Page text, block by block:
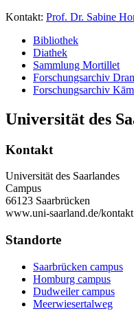
Kontakt: Prof. Dr. Sabine
Bibliothek
Diathek
Sammlung Mortillet
Forschungsarchiv
Forschungsarchiv
Universität des
Kontakt
Universität des Saarlandes
Campus
66123 Saarbrücken
www.uni-saarland.de/kontakt
Standorte
Saarbrücken campus
Homburg campus
Dudweiler campus
Meerwiesertalweg